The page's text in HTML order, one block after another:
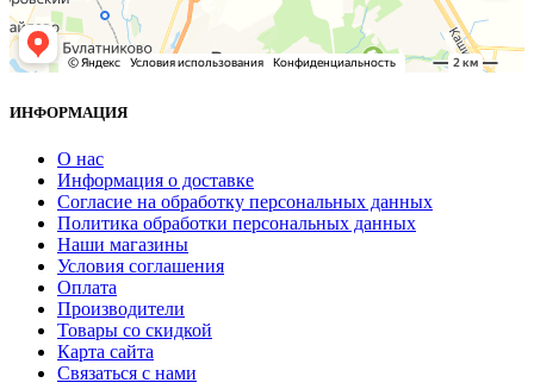
ИНФОРМАЦИЯ
О нас
Информация о доставке
Согласие на обработку персональных данных
Политика обработки персональных данных
Наши магазины
Условия соглашения
Оплата
Производители
Товары со скидкой
Карта сайта
Связаться с нами